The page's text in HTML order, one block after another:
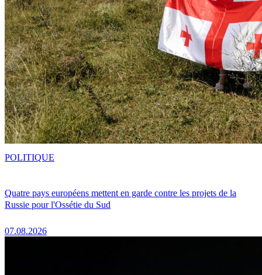
Quatre pays européens mettent en garde contre les projets de la
Russie pour l'Ossétie du Sud
07.08.2026
POLITIQUE